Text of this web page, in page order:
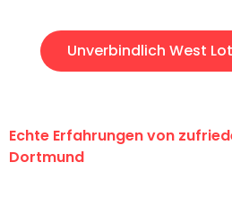
Unverbindlich West
Echte Erfahrungen von
Dortmund